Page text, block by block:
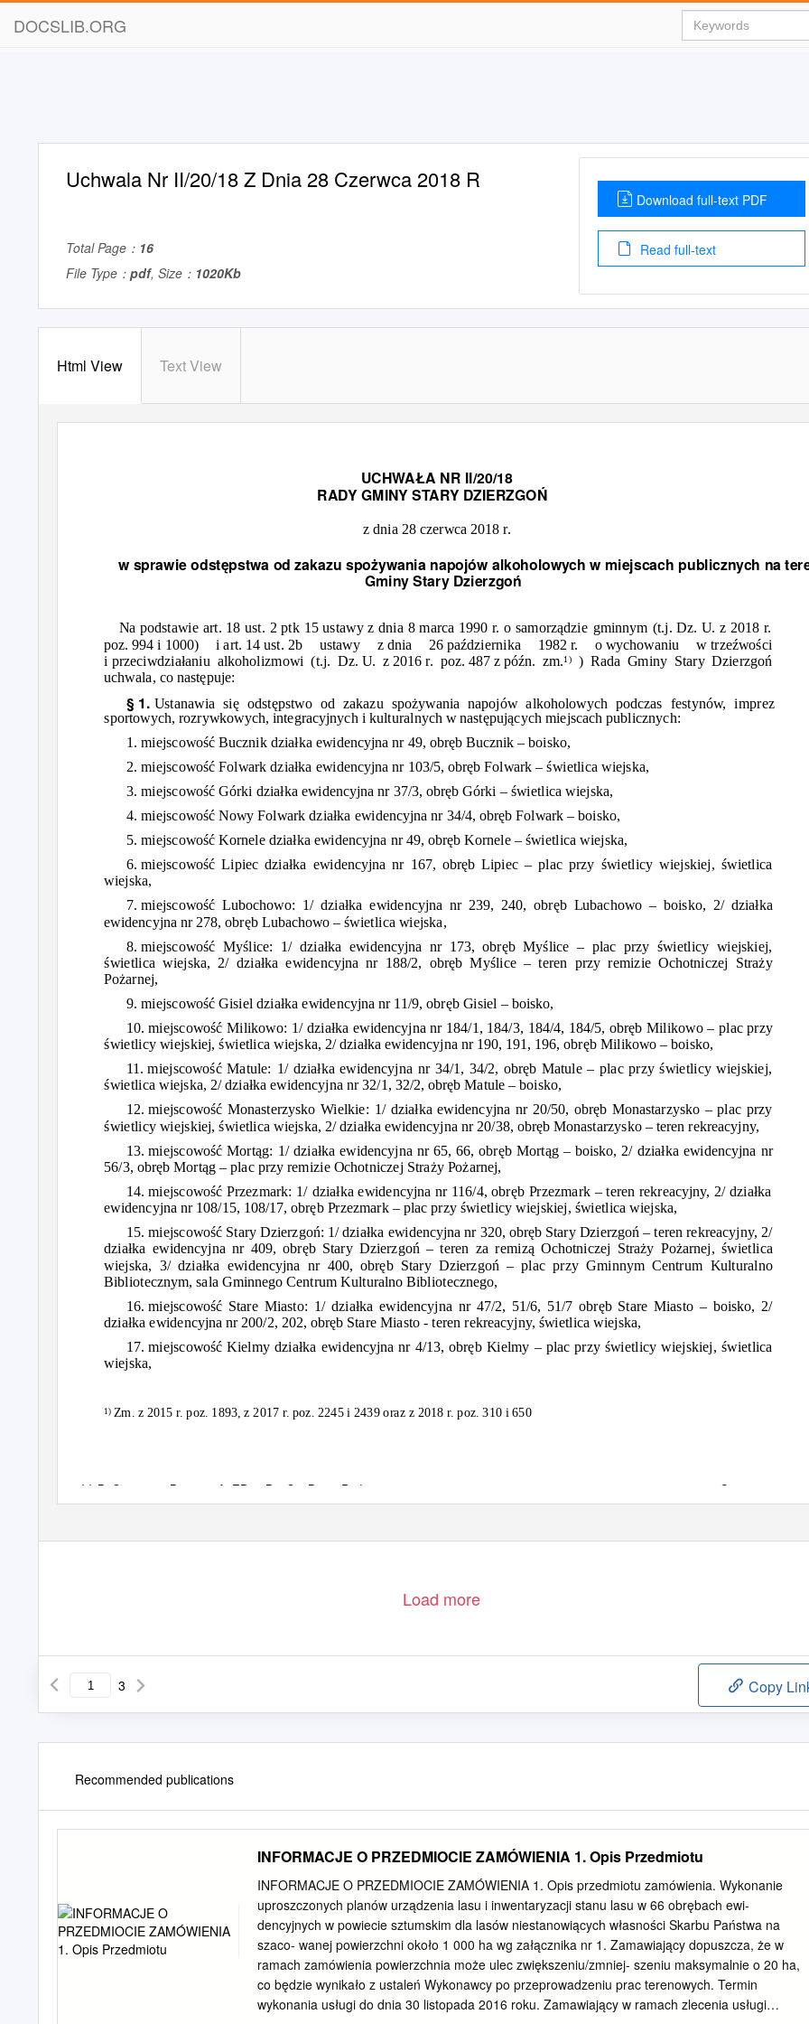
DOCSLIB.ORG
Uchwala Nr II/20/18 Z Dnia 28 Czerwca 2018 R
Total Page： 16
File Type： pdf, Size： 1020Kb
Download full-text PDF
Read full-text
Html View Text View
UCHWAŁA NR II/20/18
RADY GMINY STARY DZIERZGOŃ
z dnia 28 czerwca 2018 r.
w sprawieodstępstwa od zakazu spożywania napojów alkoholowych w miejscach publicznych na
Gminy Stary Dzierzgoń
Na podstawie art. 18 ust. 2 ptk 15 ustawy z dnia 8 marca 1990 r. osamorządzie gminnym (t.j. Dz. U. z 2018 r.
poz. 994 i 1000) i art. 14 ust. 2b ustawy z dnia 26 października 1982 r. o wychowaniu w trzeźwości
i przeciwdziałaniu alkoholizmowi (t.j. Dz. U. z 2016 r. poz. 487 z późn. zm.1) ) Rada Gminy StaryDzierzgoń
uchwala, co następuje:
§ 1. Ustanawiasię odstępstwood zakazu spożywanianapojów alkoholowych podczas festynów, imprez
sportowych, rozrywkowych, integracyjnych i kulturalnych wnastępujących miejscach publicznych:
1. miejscowośćBucznik działka ewidencyjna nr 49, obrębBucznik – boisko,
2. miejscowośćFolwarkdziałka ewidencyjna nr 103/5, obrębFolwark –świetlicawiejska,
3. miejscowośćGórki działka ewidencyjna nr 37/3,obrębGórki – świetlicawiejska,
4. miejscowośćNowy Folwarkdziałka ewidencyjna nr 34/4, obrębFolwark – boisko,
5. miejscowośćKornele działka ewidencyjna nr 49, obrębKornele – świetlicawiejska,
6. miejscowośćLipiecdziałka ewidencyjna nr 167, obrębLipiec – plac przy świetlicywiejskiej, świetlica
wiejska,
7. miejscowośćLubochowo: 1/działkaewidencyjna nr 239, 240,obręb Lubachowo – boisko, 2/ działka
ewidencyjna nr 278,obręb Lubachowo –świetlica wiejska,
8. miejscowość Myślice: 1/działka ewidencyjna nr 173,obręb Myślice– plac przy świetlicy wiejskiej,
świetlicawiejska, 2/działkaewidencyjna nr 188/2, obręb Myślice– teren przy remizie Ochotniczej Straży
Pożarnej,
9. miejscowośćGisieldziałkaewidencyjna nr 11/9,obręb Gisiel – boisko,
10. miejscowośćMilikowo: 1/działka ewidencyjna nr 184/1, 184/3, 184/4, 184/5, obręb Milikowo – plac przy
świetlicy wiejskiej,świetlicawiejska, 2/działkaewidencyjna nr 190, 191, 196,obręb Milikowo – boisko,
11.miejscowośćMatule: 1/ działkaewidencyjna nr 34/1, 34/2, obręb Matule – plac przyświetlicywiejskiej,
świetlicawiejska, 2/działkaewidencyjna nr 32/1, 32/2, obrębMatule – boisko,
12. miejscowość Monasterzysko Wielkie: 1/ działkaewidencyjna nr 20/50, obręb Monastarzysko – plac przy
świetlicy wiejskiej,świetlicawiejska, 2/działkaewidencyjna nr 20/38, obrębMonastarzysko – teren rekreacyjny,
13. miejscowość Mortąg: 1/działkaewidencyjna nr 65, 66,obręb Mortąg – boisko, 2/ działka ewidencyjna nr
56/3, obręb Mortąg– plac przy remizie Ochotniczej Straży Pożarnej,
14. miejscowośćPrzezmark: 1/ działkaewidencyjna nr 116/4,obręb Przezmark – teren rekreacyjny, 2/działka
ewidencyjna nr 108/15, 108/17,obręb Przezmark – plac przy świetlicywiejskiej, świetlicawiejska,
15. miejscowość StaryDzierzgoń: 1/działka ewidencyjna nr 320, obręb Stary Dzierzgoń– teren rekreacyjny, 2/
działka ewidencyjna nr 409,obręb StaryDzierzgoń– teren zaremiząOchotniczej Straży Pożarnej, świetlica
wiejska, 3/działka ewidencyjna nr 400,obręb StaryDzierzgoń – plac przy Gminnym Centrum Kulturalno
Bibliotecznym, sala Gminnego Centrum Kulturalno Bibliotecznego,
16. miejscowość Stare Miasto: 1/działkaewidencyjna nr 47/2, 51/6, 51/7obręb Stare Miasto – boisko, 2/
działkaewidencyjna nr 200/2, 202, obręb Stare Miasto - teren rekreacyjny, świetlicawiejska,
17. miejscowośćKielmydziałka ewidencyjna nr 4/13,obręb Kielmy – plac przy świetlicywiejskiej, świetlica
wiejska,
1) Zm. z 2015 r. poz. 1893, z 2017 r. poz. 2245 i 2439 oraz z 2018 r. poz. 310 i 650
Id: B7C42235-22B2-4080-A9ED-00B81C10B142. Podpisany Strona 1
Load more
3 Copy
Recommended publications
INFORMACJE O PRZEDMIOCIE ZAMÓWIENIA 1. Opis Przedmiotu
INFORMACJE O PRZEDMIOCIE ZAMÓWIENIA 1. Opis przedmiotu zamówienia. Wykonanie
uproszczonych planów urządzenia lasu i inwentaryzacji stanu lasu w 66 obrębach ewi-
dencyjnych w powiecie sztumskim dla lasów niestanowiących własności Skarbu Państwa na
szaco- wanej powierzchni około 1 000 ha wg załącznika nr 1. Zamawiający dopuszcza, że w
ramach zamówienia powierzchnia może ulec zwiększeniu/zmniej- szeniu maksymalnie o 20 ha,
co będzie wynikało z ustaleń Wykonawcy po przeprowadzeniu prac terenowych. Termin
wykonania usługi do dnia 30 listopada 2016 roku. Zamawiający w ramach zlecenia usługi